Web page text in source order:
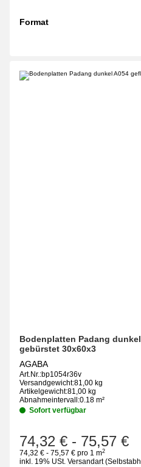
Format
Bodenplatten Padang
gebürstet 30x60x3
AGABA
Art.Nr.:bp1054r36v
Versandgewicht:81,00 kg
Artikelgewicht:81,00 kg
Abnahmeintervall:0.18 m²
Sofort verfügbar
74,32 € - 75,57 €
74,32 € - 75,57 € pro 1 m2
inkl. 19% USt. Versandart